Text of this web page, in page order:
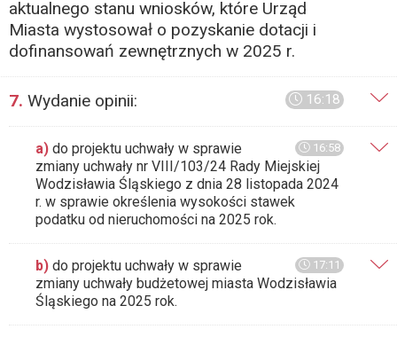
aktualnego stanu wniosków, które Urząd
Miasta wystosował o pozyskanie dotacji i
dofinansowań zewnętrznych w 2025 r.
16:18
7. Wydanie opinii:
16:58
a) do projektu uchwały w sprawie
zmiany uchwały nr VIII/103/24 Rady Miejskiej
Wodzisławia Śląskiego z dnia 28 listopada 2024
r. w sprawie określenia wysokości stawek
podatku od nieruchomości na 2025 rok.
17:11
b) do projektu uchwały w sprawie
zmiany uchwały budżetowej miasta Wodzisławia
Śląskiego na 2025 rok.